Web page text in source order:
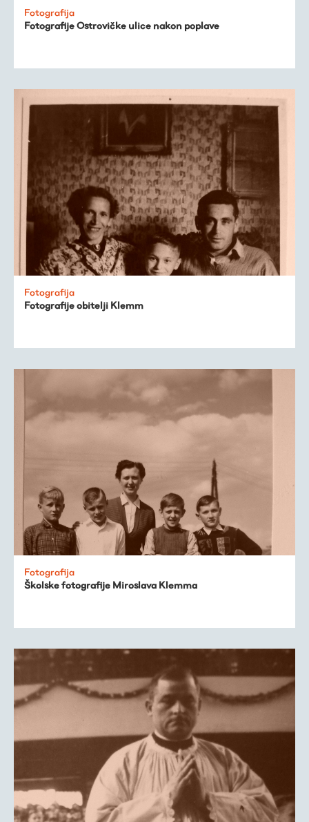
Fotografija
Fotografije Ostrovičke ulice nakon poplave
Fotografija
Fotografije obitelji Klemm
Fotografija
Školske fotografije Miroslava Klemma